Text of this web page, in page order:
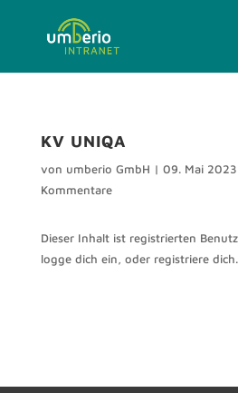
KV UNIQA
von umberio GmbH | 09. Mai 2023
Kommentare
Dieser Inhalt ist registrierten
logge dich ein, oder registriere dich.